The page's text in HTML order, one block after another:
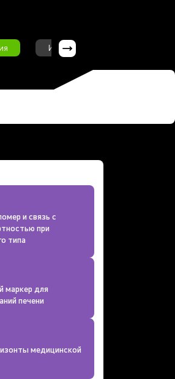
Интервью
и связь с
при
типа
маркер для
печени
медицинской